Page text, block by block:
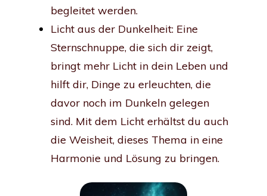
begleitet werden.
Licht aus der Dunkelheit: Eine
Sternschnuppe, die sich dir zeigt,
bringt mehr Licht in dein Leben und
hilft dir, Dinge zu erleuchten, die
davor noch im Dunkeln gelegen
sind. Mit dem Licht erhältst du auch
die Weisheit, dieses Thema in eine
Harmonie und Lösung zu bringen.